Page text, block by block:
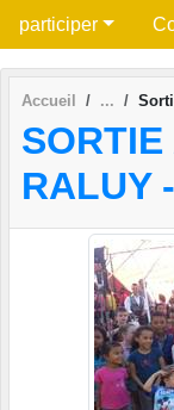
participer
Accueil
RALUY